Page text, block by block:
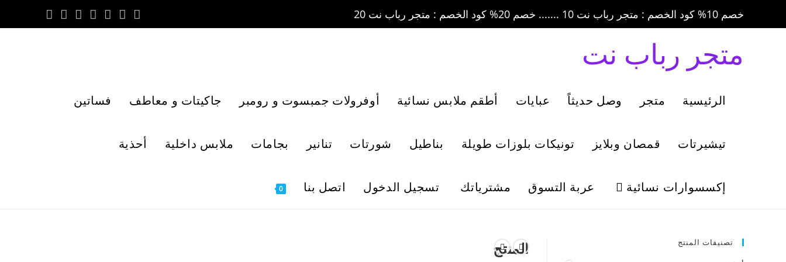
خصم 10% كود الخصم : متجر رباب نت 10 ....... خصم 20% كود الخصم : متجر رباب نت 20
متجر رباب نت
الرئيسية متجر وصل حديثاً عبايات أطقم ملابس نسائية أوفرولات جمبسوت و رومبر جاكيتات و معاطف فساتين
تيشيرتات قمصان وبلايز تونيكات بلوزات طويلة بناطيل شورتات تنانير بجامات ملابس داخلية أحذية
إكسسوارات نسائية عربة التسوق مشترياتك تسجيل الدخول اتصل بنا 0
المنتج تصنيفات المنتج